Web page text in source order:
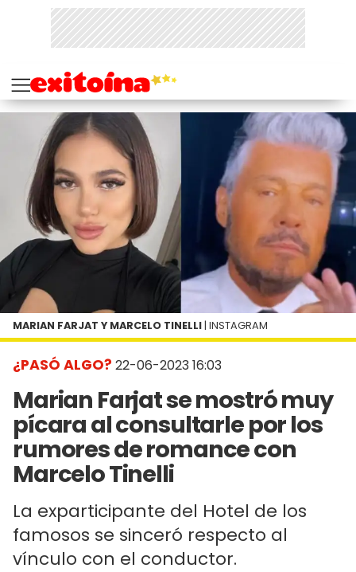
¿PASÓ ALGO? 22-06-2023 16:03
Marian Farjat se mostró muy
pícara al consultarle por los
rumores de romance con
Marcelo Tinelli
La exparticipante del Hotel de los
famosos se sinceró respecto al
vínculo con el conductor.
MARIAN FARJAT Y MARCELO TINELLI | INSTAGRAM